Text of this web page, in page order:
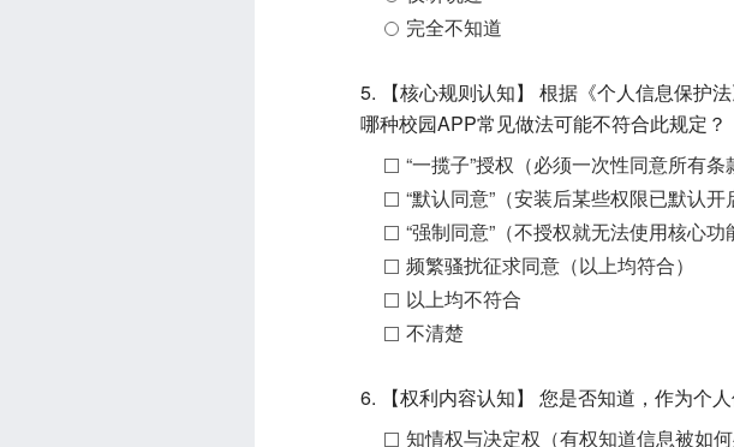
完全不知道
5. 【核心规则认知】 根据《个人信息保护
哪种校园APP常见做法可能不符合此规定？
“一揽子”授权（必须一次性同意所有条
“默认同意”（安装后某些权限已默认开
“强制同意”（不授权就无法使用核心功
频繁骚扰征求同意（以上均符合）
以上均不符合
不清楚
6. 【权利内容认知】 您是否知道，作为个
知情权与决定权（有权知道信息被如何